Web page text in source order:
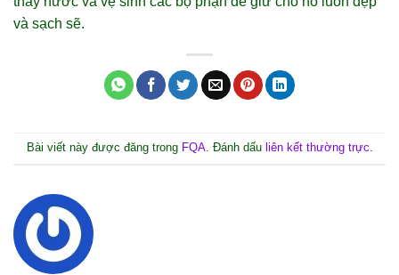
và sạch sẽ.
Bài viết này được đăng trong FQA. Đánh dấu liên kết thường trực.